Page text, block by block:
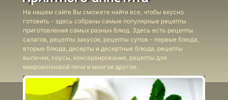
На нашем сайте Вы сможете найти все, чтобы вкусно
готовить - здесь собраны самые популярные рецепты
приготовления самых разных блюд. Здесь есть рецепты
салатов, рецепты закусок, рецепты супов – первые блюда,
вторые блюда, десерты и десертные блюда, рецепты
выпечки, соусы, консервирование, рецепты для
микроволновой печи и многое другое.
Блюдо с сыром
печеное
шведское